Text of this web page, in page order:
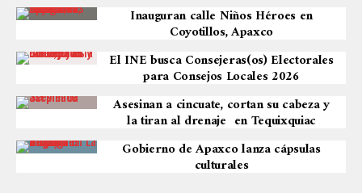
Inauguran calle Niños Héroes en
Coyotillos, Apaxco
El INE busca Consejeras(os) Electorales
para Consejos Locales 2026
Asesinan a cincuate, cortan su cabeza y
la tiran al drenaje en Tequixquiac
Gobierno de Apaxco lanza cápsulas
culturales